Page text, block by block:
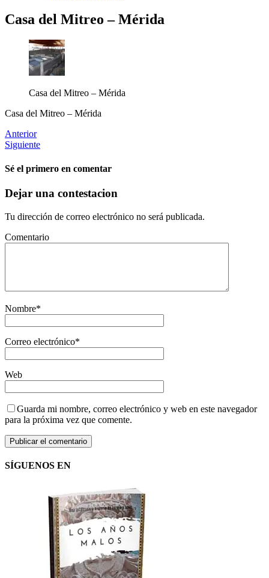
Casa del Mitreo – Mérida
Casa del Mitreo – Mérida
Casa del Mitreo – Mérida
Anterior
Siguiente
Sé el primero en comentar
Dejar una contestacion
Tu dirección de correo electrónico no será publicada.
Comentario
Nombre*
Correo electrónico*
Web
Guarda mi nombre, correo electrónico y web en este navegador
para la próxima vez que comente.
SÍGUENOS EN